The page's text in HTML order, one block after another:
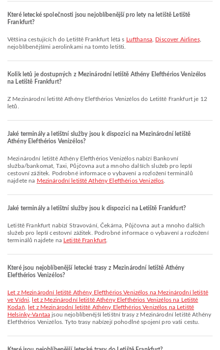
Které letecké společnosti jsou nejoblíbenější pro lety na letiště Letiště
Frankfurt?
Většina cestujících do Letiště Frankfurt létá s Lufthansa Discover Airlines,
nejoblíbenějšími aerolinkami na tomto letišti.
Kolik letů je dostupných z Mezinárodní letiště Athény Elefthérios Venizélos
na Letiště Frankfurt?
Z Mezinárodní letiště Athény Elefthérios Venizélos do Letiště Frankfurt je 12
letů.
Jaké terminály a letištní služby jsou k dispozici na Mezinárodní letiště
Athény Elefthérios Venizélos?
Mezinárodní letiště Athény Elefthérios Venizélos nabízí Bankovní
služba/bankomat, Taxi, Půjčovna aut a mnoho dalších služeb pro lepší
cestovní zážitek. Podrobné informace o vybavení a rozložení terminálů
najdete na Mezinárodní letiště Athény Elefthérios Venizélos
Jaké terminály a letištní služby jsou k dispozici na Letiště Frankfurt?
Letiště Frankfurt nabízí Stravování, Čekárna, Půjčovna aut a mnoho dalších
služeb pro lepší cestovní zážitek. Podrobné informace o vybavení a rozložení
terminálů najdete na Letiště Frankfurt
Které jsou nejoblíbenější letecké trasy z Mezinárodní letiště Athény
Elefthérios Venizélos?
let z Mezinárodní letiště Athény Elefthérios Venizélos na Mezinárodní letiště
ve Vídni
let z Mezinárodní letiště Athény Elefthérios Venizélos na Letiště
Kodaň
let z Mezinárodní letiště Athény Elefthérios Venizélos na Letiště
Helsinky-Vantaa jsou nejoblíbenější letištní trasy z Mezinárodní letiště Athény
Elefthérios Venizélos. Tyto trasy nabízejí pohodlné spojení pro vaši cestu.